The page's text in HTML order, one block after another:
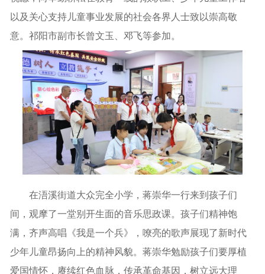
以及关心支持儿童事业发展的社会各界人士致以崇高敬
意。祁阳市副市长曾文玉、邓飞等参加。
在浯溪街道大众完全小学，蒋崇华一行来到孩子们
间，观摩了一堂别开生面的音乐思政课。孩子们精神饱
满，齐声高唱《我是一个兵》，嘹亮的歌声展现了新时代
少年儿童昂扬向上的精神风貌。蒋崇华勉励孩子们要厚植
爱国情怀，赓续红色血脉，传承革命基因，树立远大理